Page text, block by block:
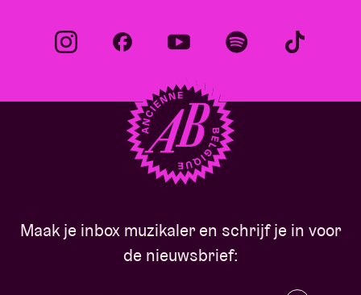
Maak je inbox muzikaler en schrijf je in voor
de nieuwsbrief: